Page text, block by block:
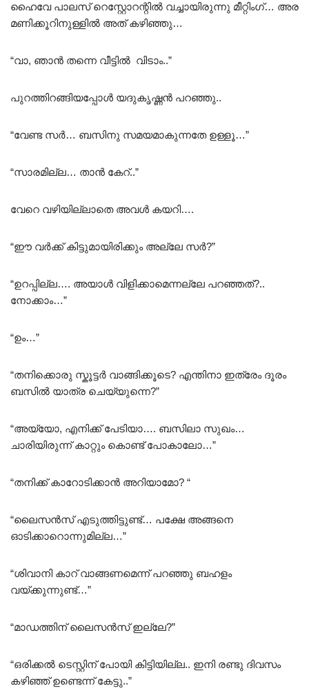
ഹൈവേ പാലസ് റെസ്റ്റോറന്റിൽ വച്ചായിരുന്നു മീറ്റിംഗ്… അര
മണിക്കൂറിനുള്ളിൽ അത് കഴിഞ്ഞു…
“വാ, ഞാൻ തന്നെ വീട്ടിൽ വിടാം..”
പുറത്തിറങ്ങിയപ്പോൾ യദുകൃഷ്ണൻ പറഞ്ഞു..
“വേണ്ട സർ… ബസിനു സമയമാകുന്നതേ ഉള്ളൂ…”
“സാരമില്ല… താൻ കേറ്..”
വേറെ വഴിയില്ലാതെ അവൾ കയറി….
“ഈ വർക്ക്‌ കിട്ടുമായിരിക്കും അല്ലേ സർ?”
“ഉറപ്പില്ല…. അയാൾ വിളിക്കാമെന്നല്ലേ പറഞ്ഞത്?..
നോക്കാം…”
“ഉം…”
“തനിക്കൊരു സ്കൂട്ടർ വാങ്ങിക്കൂടെ? എന്തിനാ ഇത്രേം ദൂരം
ബസിൽ യാത്ര ചെയ്യുന്നെ?”
“അയ്യോ, എനിക്ക് പേടിയാ…. ബസിലാ സുഖം…
ചാരിയിരുന്ന് കാറ്റും കൊണ്ട് പോകാലോ…”
“തനിക്ക് കാറോടിക്കാൻ അറിയാമോ? “
“ലൈസൻസ് എടുത്തിട്ടുണ്ട്… പക്ഷേ അങ്ങനെ
ഓടിക്കാറൊന്നുമില്ല…”
“ശിവാനി കാറ് വാങ്ങണമെന്ന് പറഞ്ഞു ബഹളം
വയ്ക്കുന്നുണ്ട്…”
“മാഡത്തിന് ലൈസൻസ് ഇല്ലേ?”
“ഒരിക്കൽ ടെസ്റ്റിന് പോയി കിട്ടിയില്ല.. ഇനി രണ്ടു ദിവസം
കഴിഞ്ഞ് ഉണ്ടെന്ന് കേട്ടു..”